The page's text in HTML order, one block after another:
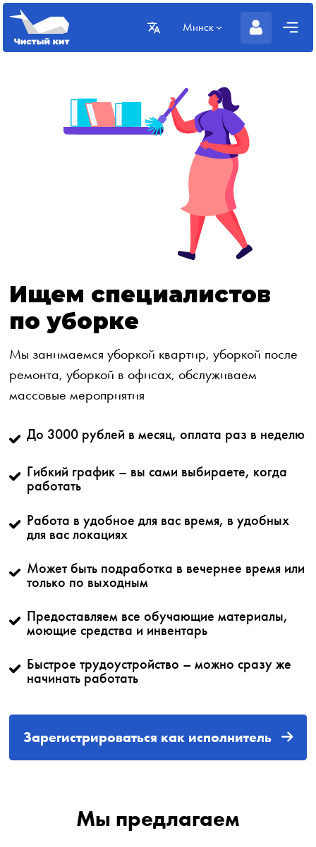
Минск
Ищем специалистов
по уборке
Мы занимаемся уборкой квартир, уборкой после
ремонта, уборкой в офисах, обслуживаем
массовые мероприятия
До 3000 рублей в месяц, оплата раз в неделю
Гибкий график – вы сами выбираете, когда
работать
Работа в удобное для вас время, в удобных
для вас локациях
Может быть подработка в вечернее время или
только по выходным
Предоставляем все обучающие материалы,
моющие средства и инвентарь
Быстрое трудоустройство – можно сразу же
начинать работать
Зарегистрироваться как исполнитель
Мы предлагаем